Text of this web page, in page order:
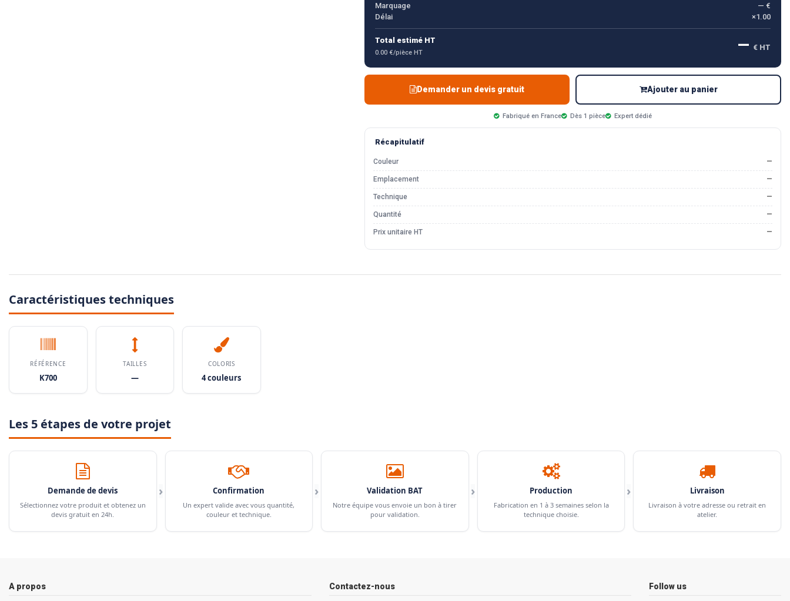
Marquage
— €
Délai
×1.00
Total estimé HT
0.00 €/pièce HT — € HT
Demander un devis gratuit Ajouter au panier
Fabriqué en France Dès 1 pièce Expert dédié
Récapitulatif
Couleur —
Emplacement —
Technique —
Quantité —
Prix unitaire HT —
Caractéristiques techniques
RÉFÉRENCE
K700
TAILLES
—
COLORIS
4 couleurs
Les 5 étapes de votre projet
Demande de devis
Sélectionnez votre produit et obtenez un
devis gratuit en 24h.
› Confirmation
Un expert valide avec vous quantité,
couleur et technique.
› Validation BAT
Notre équipe vous envoie un bon à tirer
pour validation.
› Production
Fabrication en 1 à 3 semaines selon la
technique choisie.
› Livraison
Livraison à votre adresse ou retrait en
atelier.
A propos Contactez-nous Follow us